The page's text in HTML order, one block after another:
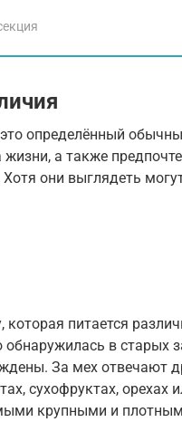
определённый
а также
они выглядеть
питается
обнаружилась в старых
За мех отвечают
сухофруктах, орехах
крупными и